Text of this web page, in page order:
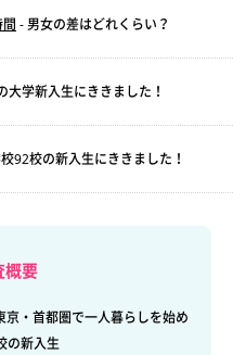
- 男女の差はどれくらい？
大学新入生にききました！
92校の新入生にききました！
概要
・首都圏で一人暮らしを始め
の新入生